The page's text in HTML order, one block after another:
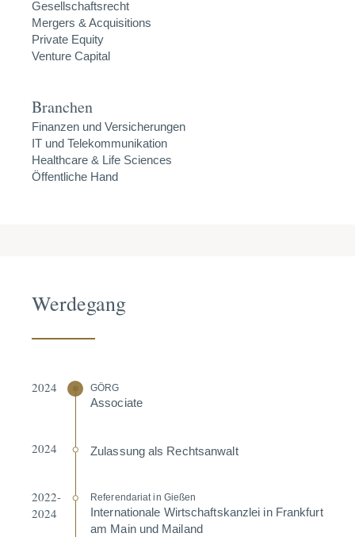
Gesellschaftsrecht
Mergers & Acquisitions
Private Equity
Venture Capital
Branchen
Finanzen und Versicherungen
IT und Telekommunikation
Healthcare & Life Sciences
Öffentliche Hand
Werdegang
2024 GÖRG
Associate
2024 Zulassung als Rechts­anwalt
2022-
2024
Referen­dariat in Gießen
Inter­na­tionale Wirtschafts­kanzlei in Frankfurt
am Main und Mailand